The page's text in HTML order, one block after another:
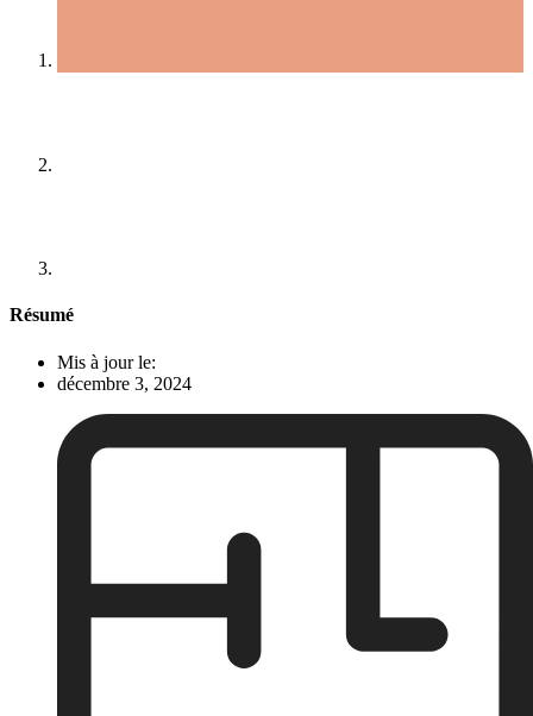
Résumé
Mis à jour le:
décembre 3, 2024